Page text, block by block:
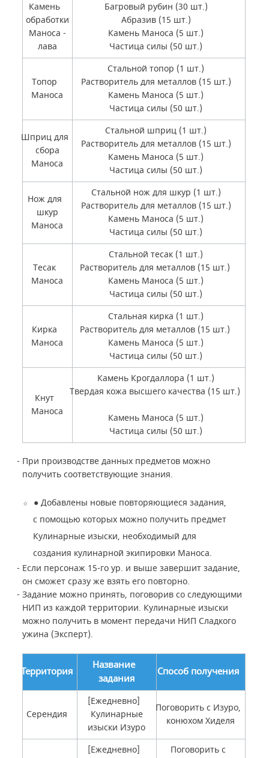
Камень
обработки
Маноса -
лава
Багровый рубин (30 шт.)
Абразив (15 шт.)
Камень Маноса (5 шт.)
Частица силы (50 шт.)
Топор
Маноса
Стальной топор (1 шт.)
Растворитель для металлов (15 шт.)
Камень Маноса (5 шт.)
Частица силы (50 шт.)
Шприц для
сбора
Маноса
Стальной шприц (1 шт.)
Растворитель для металлов (15 шт.)
Камень Маноса (5 шт.)
Частица силы (50 шт.)
Нож для
шкур
Маноса
Стальной нож для шкур (1 шт.)
Растворитель для металлов (15 шт.)
Камень Маноса (5 шт.)
Частица силы (50 шт.)
Тесак
Маноса
Стальной тесак (1 шт.)
Растворитель для металлов (15 шт.)
Камень Маноса (5 шт.)
Частица силы (50 шт.)
Кирка
Маноса
Стальная кирка (1 шт.)
Растворитель для металлов (15 шт.)
Камень Маноса (5 шт.)
Частица силы (50 шт.)
Кнут
Маноса
Камень Крогдаллора (1 шт.)
Твердая кожа высшего качества (15 шт.)
Камень Маноса (5 шт.)
Частица силы (50 шт.)
- При производстве данных предметов можно
получить соответствующие знания.
●Добавлены новые повторяющиеся задания,
с помощью которых можно получить предмет
Кулинарные изыски, необходимый для
создания кулинарной экипировки Маноса.
- Если персонаж 15-го ур. и выше завершит задание,
он сможет сразу же взять его повторно.
- Задание можно принять, поговорив со следующими
НИП из каждой территории. Кулинарные изыски
можно получить в момент передачи НИП Сладкого
ужина (Эксперт).
Территория
Название
задания
Способ получения
Серендия
[Ежедневно]
Кулинарные
изыски Изуро
Поговорить с Изуро,
конюхом Хиделя
[Ежедневно]
Поговорить с